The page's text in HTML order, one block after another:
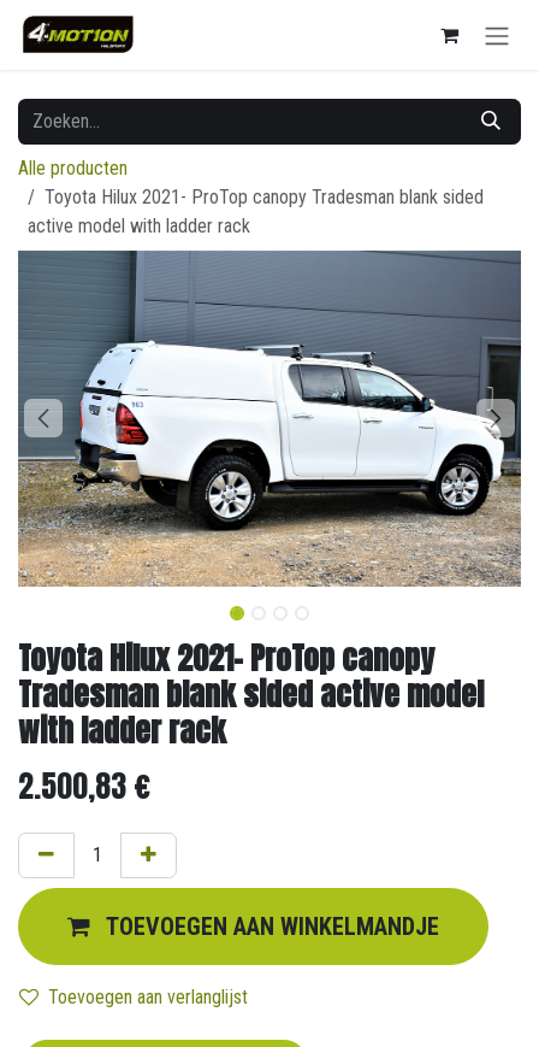
Overslaan naar inhoud
Alle producten
Toyota Hilux 2021- ProTop canopy Tradesman blank sided
active model with ladder rack
Toyota Hilux 2021- ProTop canopy
Tradesman blank sided active model
with ladder rack
2.500,83€
TOEVOEGEN AAN WINKELMANDJE
Toevoegen aan verlanglijst